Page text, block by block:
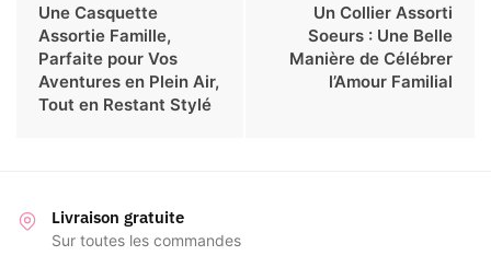
Une Casquette
Assortie Famille,
Parfaite pour Vos
Aventures en Plein Air,
Tout en Restant Stylé
Un Collier Assorti
Soeurs : Une Belle
Manière de Célébrer
l’Amour Familial
Livraison gratuite
Sur toutes les commandes